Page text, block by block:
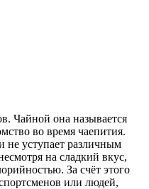
Чайной она называется
во время чаепития.
не уступает различным
на сладкий вкус,
За счёт этого
или людей,